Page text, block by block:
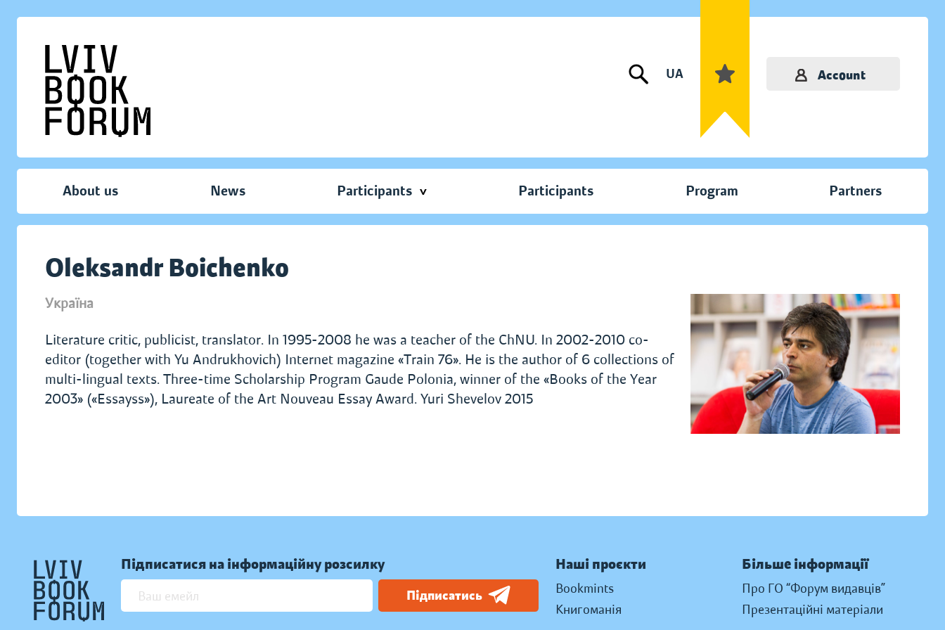
UA Account
About us News Participants Participants Program Partners
Oleksandr Boichenko
Україна
Literature critic, publicist, translator. In 1995-2008 he was a teacher of the ChNU. In 2002-2010 co-
editor (together with Yu Andrukhovich) Internet magazine «Train 76». He is the author of 6 collections of
multi-lingual texts. Three-time Scholarship Program Gaude Polonia, winner of the «Books of the Year
2003» («Essayss»), Laureate of the Art Nouveau Essay Award. Yuri Shevelov 2015
Підписатися на інформаційну розсилку
Підписатись
Наші проєкти
Bookmints
Книгоманія
Більше інформації
Про ГО “Форум видавців”
Презентаційні матеріали